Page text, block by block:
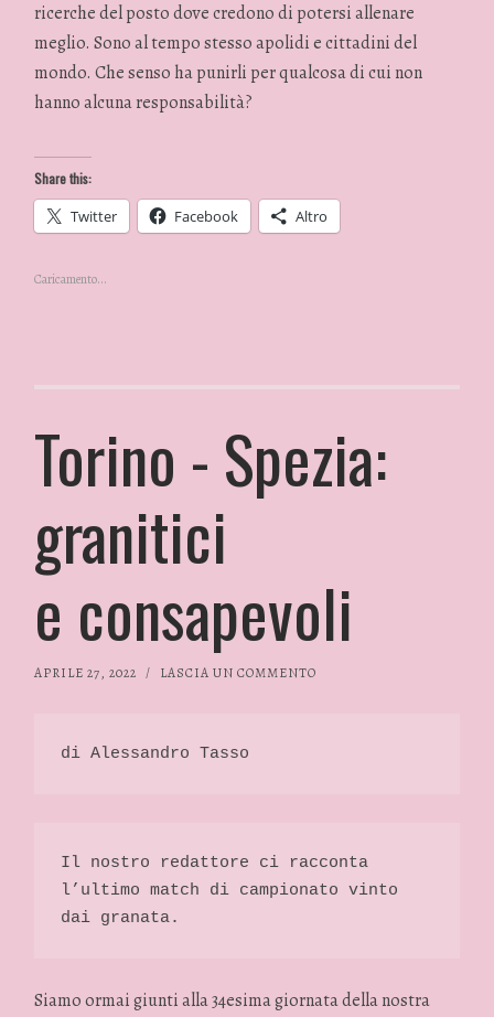
ricerche del posto dove credono di potersi allenare
meglio. Sono al tempo stesso apolidi e cittadini del
mondo. Che senso ha punirli per qualcosa di cui non
hanno alcuna responsabilità?
Share this:
Twitter Facebook Altro
Caricamento...
Torino - Spezia:
granitici
e consapevoli
APRILE 27, 2022 / LASCIA UN COMMENTO
di Alessandro Tasso
Il nostro redattore ci racconta
l’ultimo match di campionato vinto
dai granata.
Siamo ormai giunti alla 34esima giornata della nostra